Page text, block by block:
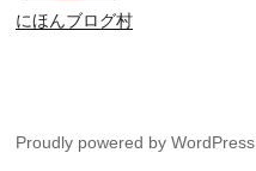
にほんブログ村
Proudly powered by WordPress